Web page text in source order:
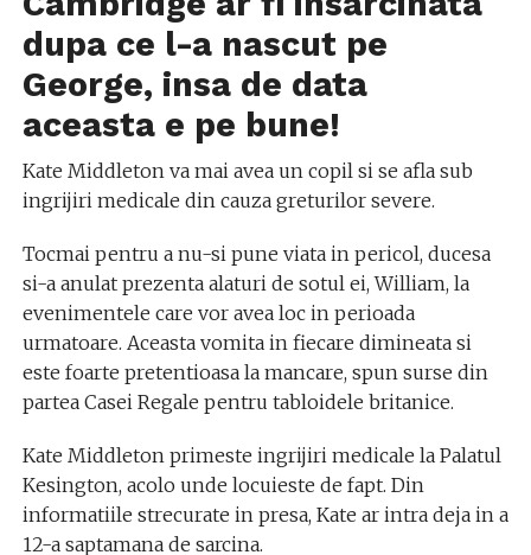
dupa ce l-a nascut pe
George, insa de data
aceasta e pe bune!
Kate Middleton va mai avea un copil si se afla sub
ingrijiri medicale din cauza greturilor severe.
Tocmai pentru a nu-si pune viata in pericol, ducesa
si-a anulat prezenta alaturi de sotul ei, William, la
evenimentele care vor avea loc in perioada
urmatoare. Aceasta vomita in fiecare dimineata si
este foarte pretentioasa la mancare, spun surse din
partea Casei Regale pentru tabloidele britanice.
Kate Middleton primeste ingrijiri medicale la Palatul
Kesington, acolo unde locuieste de fapt. Din
informatiile strecurate in presa, Kate ar intra deja in a
12-a saptamana de sarcina.